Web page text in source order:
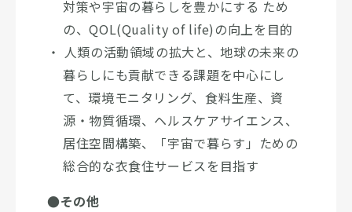
対策や宇宙の暮らしを豊かにする ため
の、QOL(Quality of life)の向上を目的
人類の活動領域の拡大と、地球の未来の
暮らしにも貢献できる課題を中心にし
て、環境モニタリング、食料生産、資
源・物質循環、ヘルスケアサイエンス、
居住空間構築、「宇宙で暮らす」ための
総合的な衣食住サービスを目指す
●その他